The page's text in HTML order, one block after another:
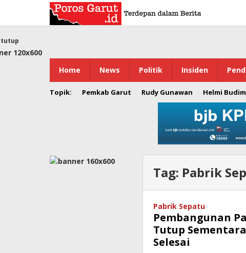
konten
Home News Politik Insiden
Topik: Pemkab Garut Rudy Gunawan Helmi
tutup
Tag: Pabrik
Pabrik Sepatu
Pembangunan
Tutup
Selesai